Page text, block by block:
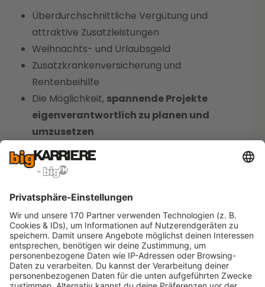
Überdurchschnittliche Vergütung und
attraktive Zusatzleistungen
Weihnachts- und Urlaubsgeld
Zusatzkrankenversicherung und
Rentenbeihilfe
Die Möglichkeit, spannende Projekte
eigenverantwortlich zu planen und
umzusetzen